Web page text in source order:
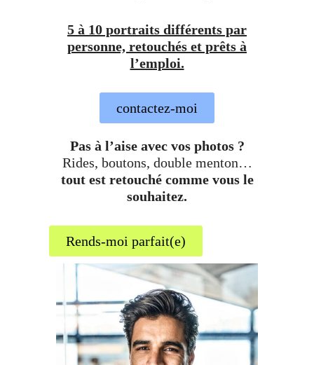
5 à 10 portraits différents par
personne, retouchés et prêts à
l’emploi.
contactez-moi
Pas à l’aise avec vos photos ?
Rides, boutons, double menton…
tout est retouché comme vous le
souhaitez.
Rends-moi parfait(e)